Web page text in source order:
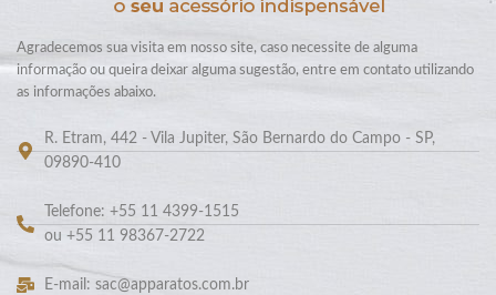
Agradecemos sua visita em nosso site, caso necessite de alguma
informação ou queira deixar alguma sugestão, entre em contato utilizando
as informações abaixo.
R. Etram, 442 - Vila Jupiter, São Bernardo do Campo - SP,
09890-410
Telefone: +55 11 4399-1515
ou +55 11 98367-2722
E-mail: sac@apparatos.com.br